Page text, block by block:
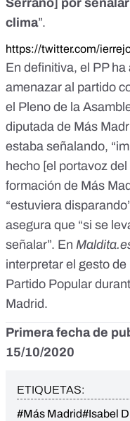
Serrano] por
clima”.
https://twitter.com/
En definitiva, el PP
amenazar al partido
el Pleno de la
diputada de Más
estaba señalando,
hecho [el portavoz
formación de Más
“estuviera
asegura que “si se
señalar”. En
interpretar el gesto
Partido Popular
Madrid.
Primera fecha de
15/10/2020
ETIQUETAS:
#Más Madrid#Isabel